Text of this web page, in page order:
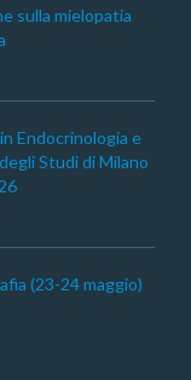
sulla mielopatia
Endocrinologia e
Studi di Milano
(23-24 maggio)